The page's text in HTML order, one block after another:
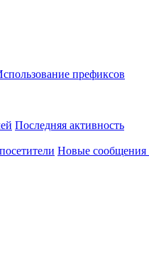
префиксов
Последняя активность
Новые сообщения